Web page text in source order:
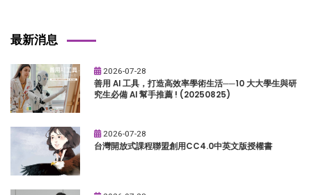
最新消息
2026-07-28
善用 AI 工具，打造高效率學術生活──10 大大學生與研
究生必備 AI 幫手推薦 ! (20250825)
2026-07-28
台灣開放式課程聯盟創用CC4.0中英文版授權書